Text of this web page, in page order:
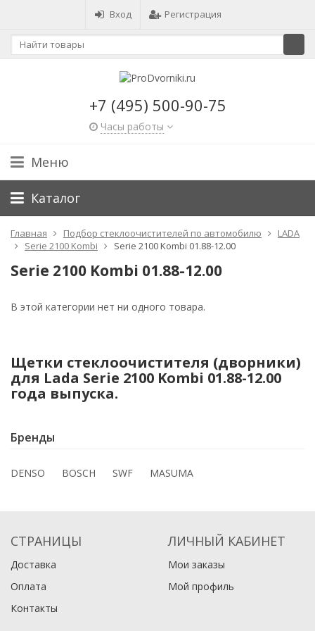
Вход Регистрация
+7 (495) 500-90-75
Часы работы
Меню
Каталог
Главная Подбор стеклоочистителей по автомобилю
LADA
Serie 2100 Kombi
Serie 2100 Kombi 01.88-12.00
Serie 2100 Kombi 01.88-12.00
В этой категории нет ни одного товара.
Щетки стеклоочистителя (дворники)
для Lada Serie 2100 Kombi 01.88-12.00
года выпуска.
Бренды
DENSO BOSCH SWF MASUMA
СТРАНИЦЫ
Доставка
Оплата
Контакты
ЛИЧНЫЙ КАБИНЕТ
Мои заказы
Мой профиль